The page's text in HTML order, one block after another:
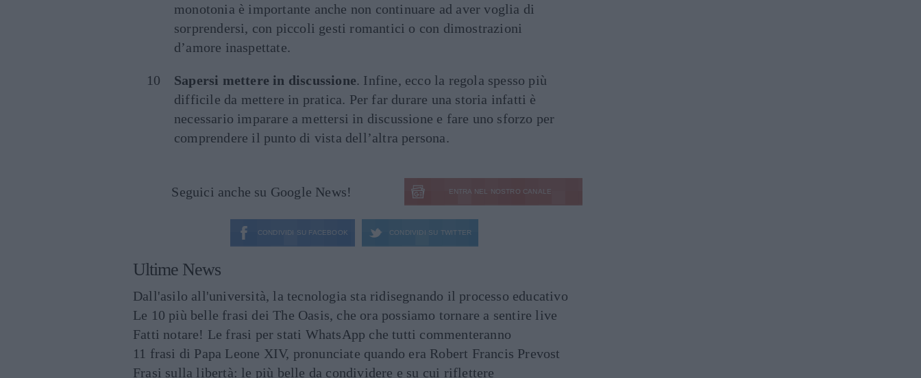
monotonia è importante anche non continuare ad aver voglia di
sorprendersi, con piccoli gesti romantici o con dimostrazioni
d’amore inaspettate.
Sapersi mettere in discussione. Infine, ecco la regola spesso più
difficile da mettere in pratica. Per far durare una storia infatti è
necessario imparare a mettersi in discussione e fare uno sforzo per
comprendere il punto di vista dell’altra persona.
Seguici anche su Google News! ENTRA NEL NOSTRO CANALE
CONDIVIDI SU FACEBOOK CONDIVIDI SU TWITTER
Ultime News
Dall'asilo all'università, la tecnologia sta ridisegnando il processo educativo
Le 10 più belle frasi dei The Oasis, che ora possiamo tornare a sentire live
Fatti notare! Le frasi per stati WhatsApp che tutti commenteranno
11 frasi di Papa Leone XIV, pronunciate quando era Robert Francis Prevost
Frasi sulla libertà: le più belle da condividere e su cui riflettere